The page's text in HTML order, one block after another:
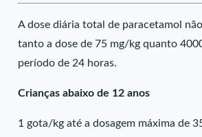
A dose diária total de paracetamol
tanto a dose de 75 mg/kg quanto
período de 24 horas.
Crianças abaixo de 12 anos
1 gota/kg até a dosagem máxima de